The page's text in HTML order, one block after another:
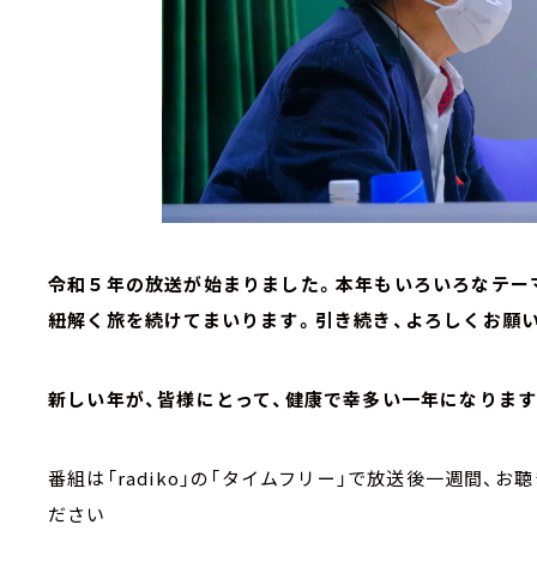
令和５年の放送が始まりました。本年もいろいろなテ
紐解く旅を続けてまいります。引き続き、よろしくお願
新しい年が、皆様にとって、健康で幸多い一年になりま
番組は「radiko」の「タイムフリー」で放送後一週間、
ださい